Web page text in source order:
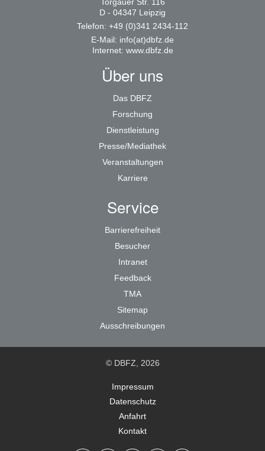
Torgauer Str. 116
D - 04347 Leipzig
Telefon: +49 (0)341 2434-112
E-Mail: info(at)dbfz.de
Internet: www.dbfz.de
Über uns
Das DBFZ
Forschung
Dienstleistung
Presse/Mediathek
Veranstaltungen
Karriere
Service
Barrierefreiheit
Besucher
Intranet
Feedback
TMA
Sitemap
Ausschreibungen
© DBFZ, 2026
Impressum
Datenschutz
Anfahrt
Kontakt